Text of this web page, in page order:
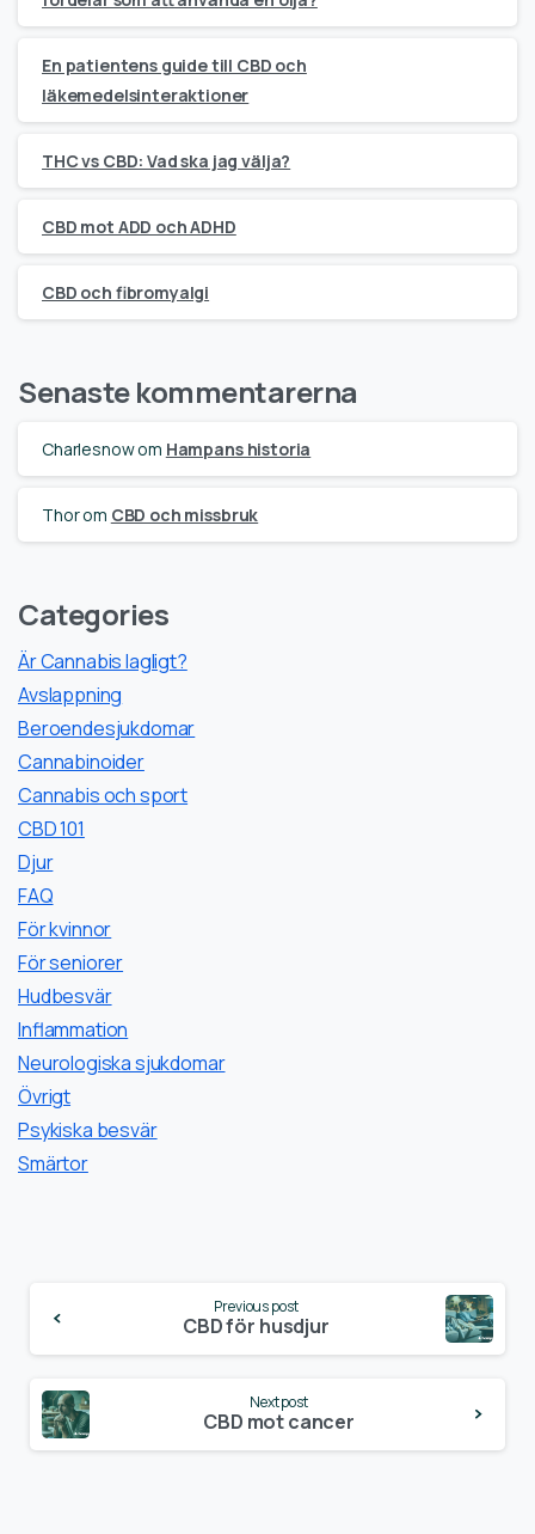
En patientens guide till CBD och
läkemedelsinteraktioner
THC vs CBD: Vad ska jag välja?
CBD mot ADD och ADHD
CBD och fibromyalgi
Senaste kommentarerna
Charlesnowom Hampans historia
Thorom CBD och missbruk
Categories
Är Cannabis lagligt?
Avslappning
Beroendesjukdomar
Cannabinoider
Cannabis och sport
CBD 101
Djur
FAQ
För kvinnor
För seniorer
Hudbesvär
Inflammation
Neurologiska sjukdomar
Övrigt
Psykiska besvär
Smärtor
Reading
Previous post
CBD för husdjur
Next post
CBD mot cancer